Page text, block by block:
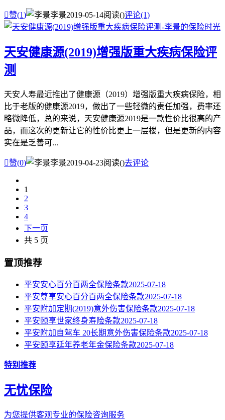
赞(1) 李景2019-05-14阅读()评论(1)
天安健康源(2019)增强版重大疾病保险评
测
天安人寿最近推出了健康源（2019）增强版重大疾病保险，相
比于老版的健康源2019，做出了一些轻微的责任加强，费率还
略微降低，总的来说，天安健康源2019是一款性价比很高的产
品，而这次的更新让它的性价比更上一层楼，但是更新的内容
实在是乏善可...
赞(0) 李景2019-04-23阅读()去评论
1
2
3
4
下一页
共 5 页
置顶推荐
平安安心百分百两全保险条款2025-07-18
平安尊享安心百分百两全保险条款2025-07-18
平安附加定期(2019)意外伤害保险条款2025-07-18
平安颐享世家终身寿险条款2025-07-18
平安附加自驾车 20长期意外伤害保险条款2025-07-18
平安颐享延年养老年金保险条款2025-07-18
特别推荐
无忧保险
为您提供客观专业的保险咨询服务